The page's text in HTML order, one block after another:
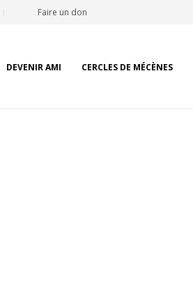
Faire un don
DEVENIR AMI CERCLES DE MÉCÈNES